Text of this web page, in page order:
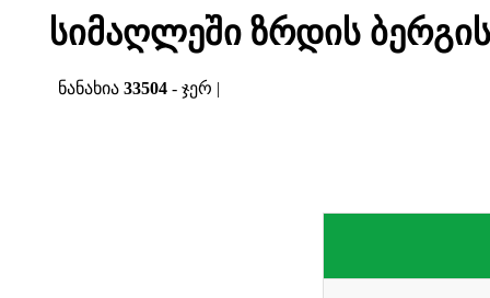
სიმაღლეში ზრდის
ნანახია 33504 - ჯერ |